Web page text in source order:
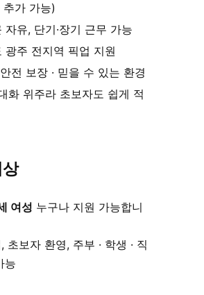
가 가능)
자유, 단기·장기 근무 가능
광주 전지역 픽업 지원
전 보장 · 믿을 수 있는 환경
화 위주라 초보자도 쉽게 적
여성 누구나 지원 가능합니
초보자 환영, 주부 · 학생 · 직
능